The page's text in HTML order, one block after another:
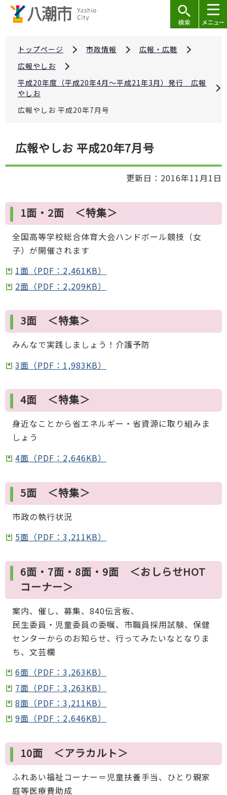
トップページ 市政情報
広報・広聴
広報やしお
平成20年度（平成20年4月～平成21年3月）発行 広報
やしお
広報やしお 平成20年7月号
こ
ら
広報やしお 平成20年7月号
更新日：2016年11月1日
1面・2面 ＜特集＞
全国高等学校総合体育大会ハンドボール競技（女
子）が開催されます
1面（PDF：2,461KB）
2面（PDF：2,209KB）
3面 ＜特集＞
みんなで実践しましょう！介護予防
3面（PDF：1,983KB）
4面 ＜特集＞
身近なことから省エネルギー・省資源に取り組みま
しょう
4面（PDF：2,646KB）
5面 ＜特集＞
市政の執行状況
5面（PDF：3,211KB）
6面・7面・8面・9面 ＜おしらせHOT
コーナー＞
案内、催し、募集、840伝言板、
民生委員・児童委員の委嘱、市職員採用試験、保健
センターからのお知らせ、行ってみたいなとなりま
ち、文芸欄
6面（PDF：3,263KB）
7面（PDF：3,263KB）
8面（PDF：3,211KB）
9面（PDF：2,646KB）
10面 ＜アラカルト＞
ふれあい福祉コーナー＝児童扶養手当、ひとり親家
庭等医療費助成